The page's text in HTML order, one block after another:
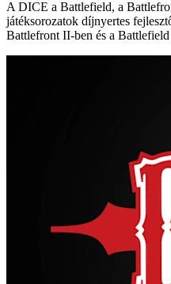
A DICE a Battlefield, a
játéksorozatok díjnyertes
Battlefront II-ben és a Battlefield